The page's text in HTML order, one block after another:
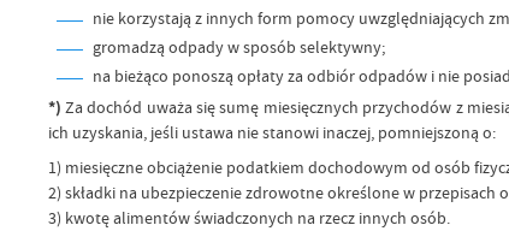
nie korzystają z innych form pomocy uwzględniających
gromadzą odpady w sposób selektywny;
na bieżąco ponoszą opłaty za odbiór odpadów i nie
*) Za dochód uważa się sumę miesięcznych przychodów z
ich uzyskania, jeśli ustawa nie stanowi inaczej, pomniejszoną o:
1) miesięczne obciążenie podatkiem dochodowym od osób
2) składki na ubezpieczenie zdrowotne określone w
3) kwotę alimentów świadczonych na rzecz innych osób.